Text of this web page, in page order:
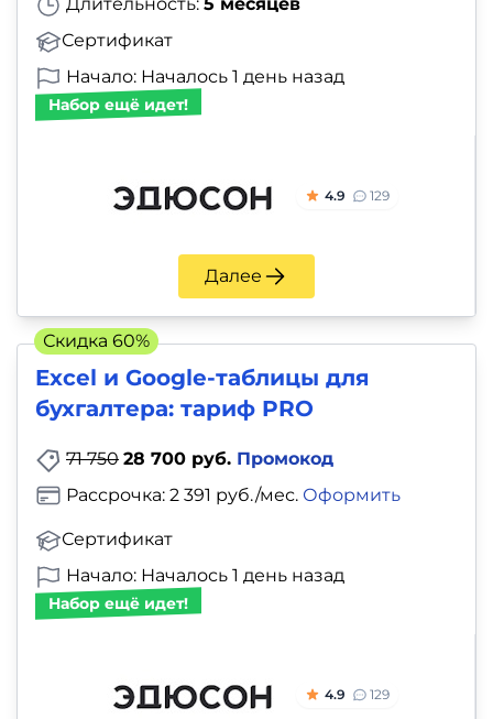
Сертификат
Начало: Началось 1 день назад
Набор ещё идет!
4.9 129
Далее
Excel и Google-таблицы для
бухгалтера: тариф PRO
71 750 28 700 руб. Промокод
Сертификат
Рассрочка: 2 391 руб./мес. Оформить
Начало: Началось 1 день назад
Набор ещё идет!
4.9 129
Скидка 60%